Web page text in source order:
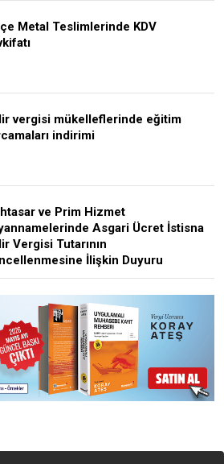
Metal Teslimlerinde KDV
vergisi mükelleflerinde eğitim
indirimi
ve Prim Hizmet
Asgari Ücret İstisna
Vergisi Tutarının
İlişkin Duyuru